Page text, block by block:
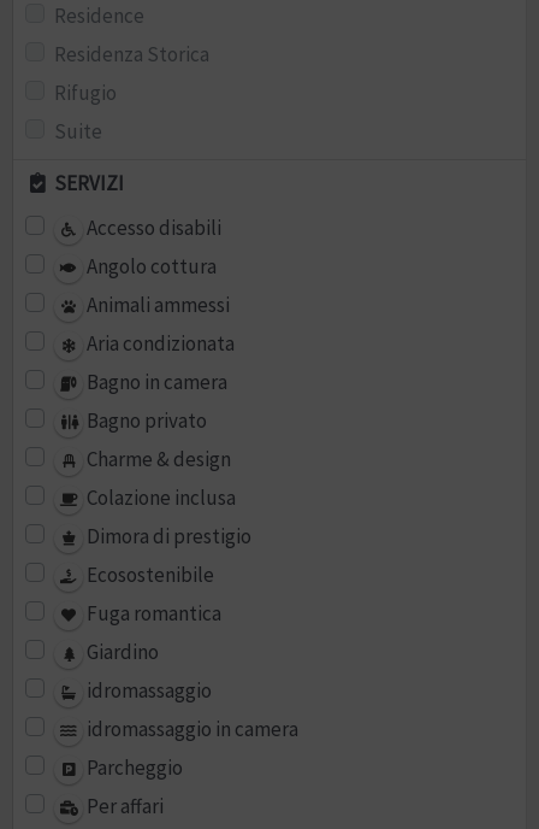
Residence
Residenza Storica
Rifugio
Suite
SERVIZI
Accesso disabili
Angolo cottura
Animali ammessi
Aria condizionata
Bagno in camera
Bagno privato
Charme & design
Colazione inclusa
Dimora di prestigio
Ecosostenibile
Fuga romantica
Giardino
idromassaggio
idromassaggio in camera
Parcheggio
Per affari